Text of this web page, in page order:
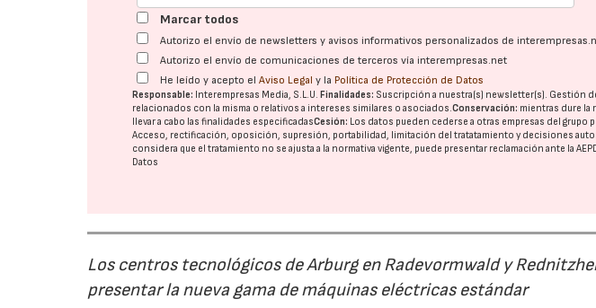
Marcar todos
Autorizo el envío de newsletters y avisos informativos personalizados de
Autorizo el envío de comunicaciones de terceros vía interempresas.net
He leído y acepto elAviso Legal y la Política de Protección de Datos
Responsable: Interempresas Media, S.L.U.Finalidades: Suscripción a nuestra(s) newsletter(s). Gestión
relacionados con la misma o relativos a intereses similares o asociados.Conservación: mientras dure la
llevar a cabo las finalidades especificadasCesión: Los datos pueden cederse a otras empresas del grupo
Acceso, rectificación, oposición, supresión, portabilidad, limitación del tratatamiento y decisiones
considera que el tratamiento no se ajusta a la normativa vigente, puede presentar reclamación ante la
Datos
Los centros tecnológicos de Arburg en Radevormwald y
presentar la nueva gama de máquinas eléctricas estándar